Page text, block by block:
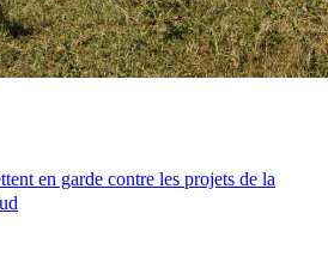
en garde contre les projets de la